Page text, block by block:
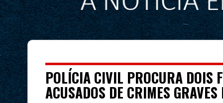
POLÍCIA CIVIL PROCURA DOIS
ACUSADOS DE CRIMES